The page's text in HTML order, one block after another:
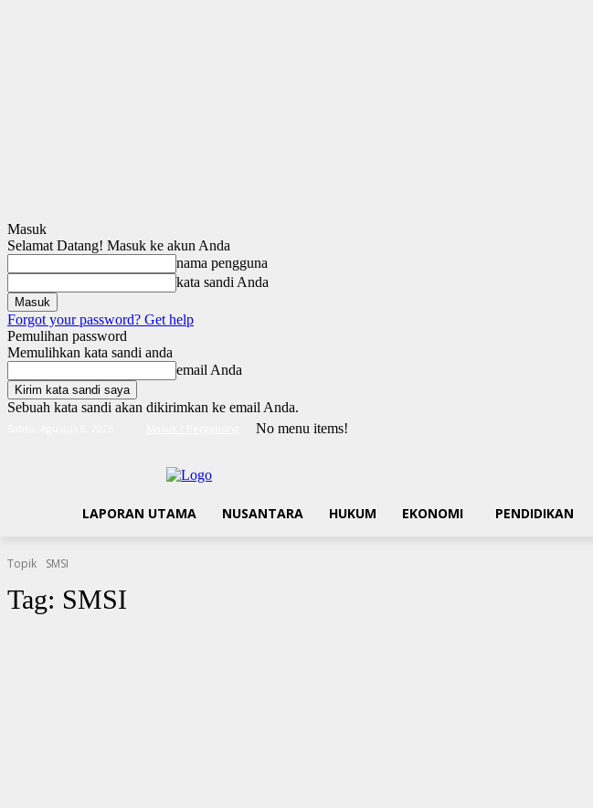
Masuk
Selamat Datang! Masuk ke akun Anda
nama pengguna
kata sandi Anda
Forgot your password? Get help
Pemulihan password
Memulihkan kata sandi anda
email Anda
Sebuah kata sandi akan dikirimkan ke email Anda.
No menu items!
LAPORAN UTAMA NUSANTARA HUKUM EKONOMI PENDIDIKAN
Topik SMSI
Tag: SMSI